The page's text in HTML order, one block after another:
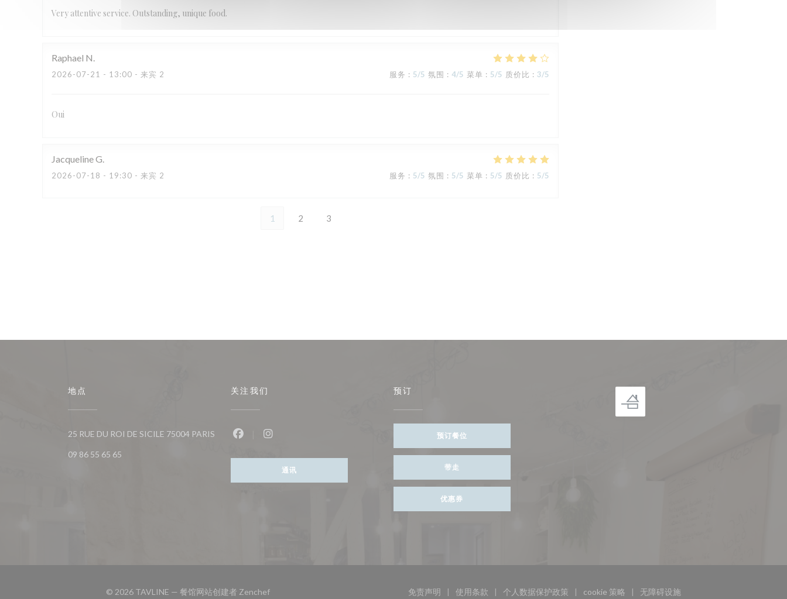
Very attentive service. Outstanding, unique food.
Raphael N
2026-07-21 - 13:00 - 来宾 2 服务 : 5/5 氛围 : 4/5 菜单 : 5/5 质价比 : 3/5
Oui
JacquelineG
2026-07-18 - 19:30 - 来宾 2 服务 : 5/5 氛围 : 5/5 菜单 : 5/5 质价比 : 5/5
1 2 3
地点
25 RUE DU ROI DE SICILE 75004 PARIS((在新窗口中打开))
09 86 55 65 65
关注我们
通讯
预订
预订餐位
带走
优惠券
© 2026 TAVLINE — 餐馆网站创建者 Zenchef((在新窗口中打开)) 免责声明 使用条款 个人数据保护政策 cookie 策略 无障碍设施